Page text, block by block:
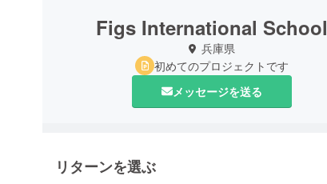
Figs International School
兵庫県
初めてのプロジェクトです
メッセージを送る
リターンを選ぶ